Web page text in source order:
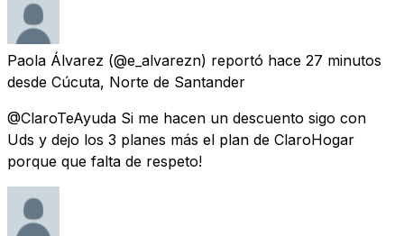
Paola Álvarez (@e_alvarezn) reportó hace 27 minutos
desde Cúcuta, Norte de Santander
@ClaroTeAyuda Si me hacen un descuento sigo con
Uds y dejo los 3 planes más el plan de ClaroHogar
porque que falta de respeto!